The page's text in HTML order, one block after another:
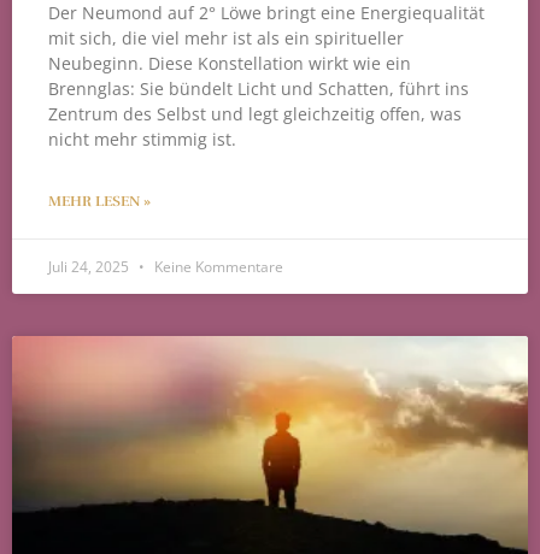
Der Neumond auf 2° Löwe bringt eine Energiequalität
mit sich, die viel mehr ist als ein spiritueller
Neubeginn. Diese Konstellation wirkt wie ein
Brennglas: Sie bündelt Licht und Schatten, führt ins
Zentrum des Selbst und legt gleichzeitig offen, was
nicht mehr stimmig ist.
MEHR LESEN »
Juli 24, 2025 Keine Kommentare